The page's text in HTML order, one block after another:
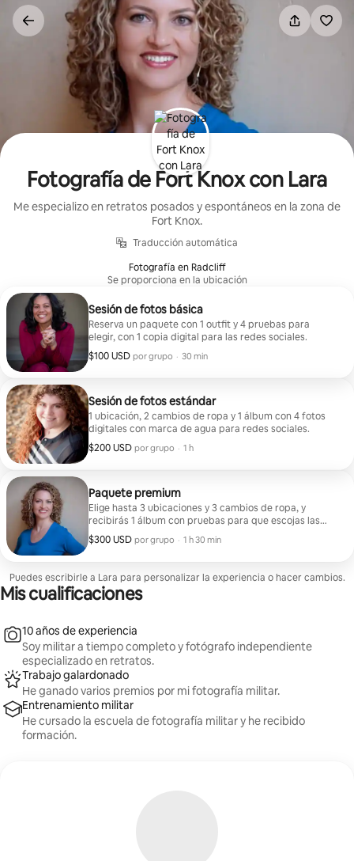
contenido
Fotografía de Fort Knox con Lara
Me especializo en retratos posados y espontáneos en la zona de
Fort Knox.
Traducción automática
Fotografía en Radcliff
Se proporciona en la ubicación
Sesión de fotos básica
Reserva un paquete con 1 outfit y 4 pruebas para
elegir, con 1 copia digital para las redes sociales.
$100 USD por grupo
$100 USD por grupo
, · 30 min
Sesión de fotos estándar
1 ubicación, 2 cambios de ropa y 1 álbum con 4 fotos
digitales con marca de agua para redes sociales.
$200 USD por grupo
$200 USD por grupo
, · 1 h
Paquete premium
Elige hasta 3 ubicaciones y 3 cambios de ropa, y
recibirás 1 álbum con pruebas para que escojas las
que más te gusten. Este paquete incluye 10 fotos
digitales para las redes sociales.
$300 USD por grupo
$300 USD por grupo
, · 1 h 30 min
Puedes escribirle a Lara para personalizar la experiencia o hacer cambios.
Mis cualificaciones
10 años de experiencia
Soy militar a tiempo completo y fotógrafo independiente
especializado en retratos.
Trabajo galardonado
He ganado varios premios por mi fotografía militar.
Entrenamiento militar
He cursado la escuela de fotografía militar y he recibido
formación.